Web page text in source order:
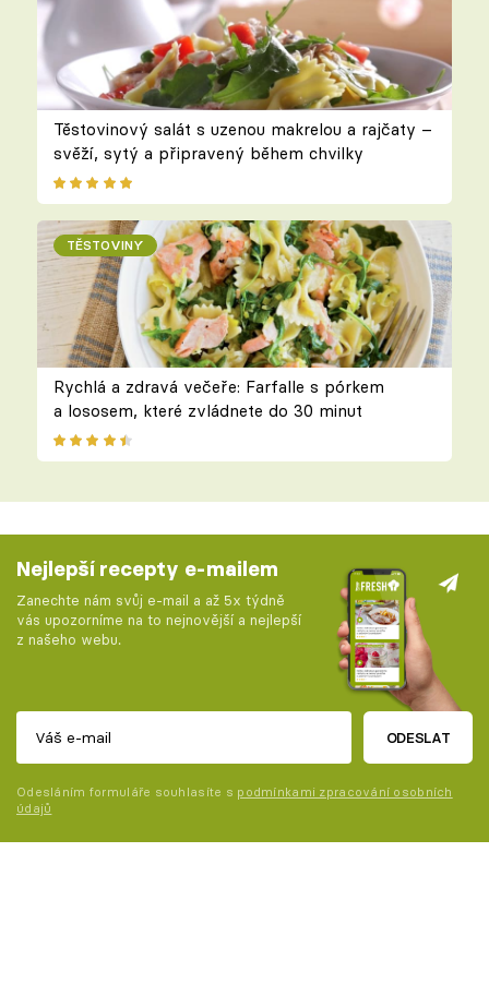
Těstovinový salát s uzenou makrelou a rajčaty –
svěží, sytý a připravený během chvilky
TĚSTOVINY
Rychlá a zdravá večeře: Farfalle s pórkem
a lososem, které zvládnete do 30 minut
Nejlepší recepty e-mailem
Zanechte nám svůj e-mail a až 5x týdně
vás upozorníme na to nejnovější a nejlepší
z našeho webu.
ODESLAT
Odesláním formuláře souhlasíte s podmínkami zpracování osobních
údajů